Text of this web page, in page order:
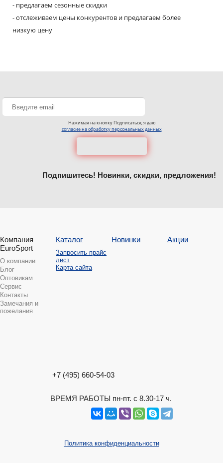
- предлагаем сезонные скидки
- отслеживаем цены конкурентов и предлагаем более
низкую цену
Нажимая на кнопку Подписаться, я даю
согласие на обработку персональных данных
Подпишитесь! Новинки, скидки, предложения!
Компания
EuroSport
О компании
Блог
Оптовикам
Сервис
Контакты
Замечания и
пожелания
Каталог
Запросить прайс
лист
Карта сайта
Новинки Акции
+7 (495) 660-54-03
ВРЕМЯ РАБОТЫ пн-пт. с 8.30-17 ч.
Политика конфиденциальности